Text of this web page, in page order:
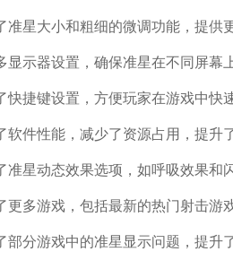
准星大小和粗细的微调功能，提供
显示器设置，确保准星在不同屏幕
快捷键设置，方便玩家在游戏中快
软件性能，减少了资源占用，提升
准星动态效果选项，如呼吸效果和
更多游戏，包括最新的热门射击游戏
部分游戏中的准星显示问题，提升